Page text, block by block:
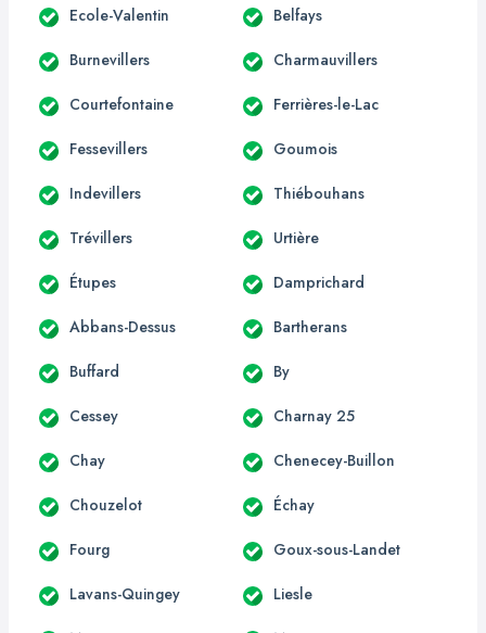
Ecole-Valentin Belfays
Burnevillers Charmauvillers
Courtefontaine Ferrières-le-Lac
Fessevillers Goumois
Indevillers Thiébouhans
Trévillers Urtière
Étupes Damprichard
Abbans-Dessus Bartherans
Buffard By
Cessey Charnay 25
Chay Chenecey-Buillon
Chouzelot Échay
Fourg Goux-sous-Landet
Lavans-Quingey Liesle